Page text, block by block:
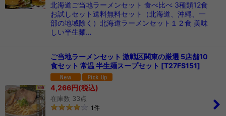
北海道ご当地ラーメンセット 食べ比べ 3種類12食
お試しセット送料無料セット（北海道、沖縄、一
部の地域除く）北海道ラーメンセット１２食 美味
しい半生麺…
ご当地ラーメンセット 激戦区関東の厳選 5店舗10
食セット 常温 半生麺スープセット [T27FS151]
4,266円(税込)
在庫数 33点
1件